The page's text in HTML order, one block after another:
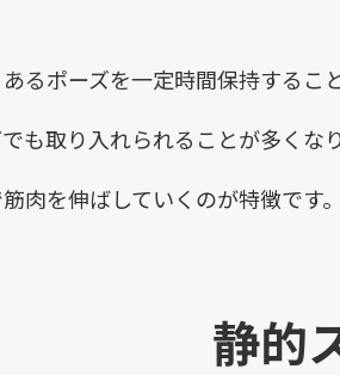
るポーズを一定時間保持するこ
も取り入れられることが多くな
肉を伸ばしていくのが特徴です。
静的